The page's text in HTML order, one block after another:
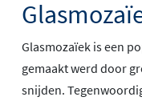
Glasmozaïek is een
gemaakt werd door
snijden.